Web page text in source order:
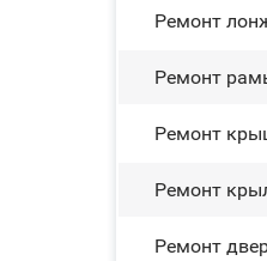
Ремонт
Ремонт
Ремонт
Ремонт
Ремонт